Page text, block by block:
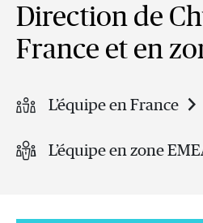
Direction de
France et en
L’équipe en France
L’équipe en zone